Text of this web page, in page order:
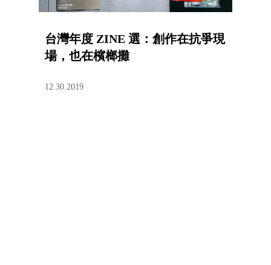
台灣年度 ZINE 選：創作在抗爭現
場，也在檳榔攤
12.30.2019